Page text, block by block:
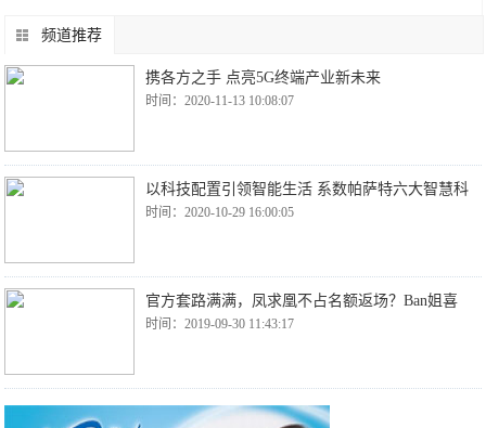
频道推荐
携各方之手 点亮5G终端产业新未来
时间：2020-11-13 10:08:07
以科技配置引领智能生活 系数帕萨特六大智慧科
时间：2020-10-29 16:00:05
官方套路满满，凤求凰不占名额返场？Ban姐喜
时间：2019-09-30 11:43:17